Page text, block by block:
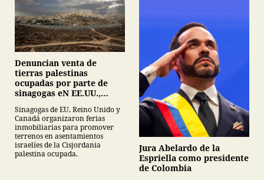
Denuncian venta de
tierras palestinas
ocupadas por parte de
sinagogas eN EE.UU.,
Sinagogas de EU, Reino Unido y
Canadá organizaron ferias
inmobiliarias para promover
terrenos en asentamientos
israelíes de la Cisjordania
palestina ocupada.
Jura Abelardo de la
Espriella como presidente
de Colombia